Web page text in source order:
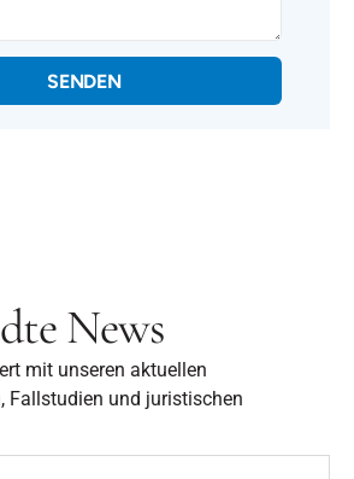
SENDEN
News
mit unseren aktuellen
Fallstudien und juristischen